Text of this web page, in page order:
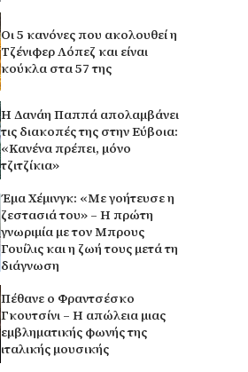
Οι 5 κανόνες που ακολουθεί η
Τζένιφερ Λόπεζ και είναι
κούκλα στα 57 της
Η Δανάη Παππά απολαμβάνει
τις διακοπές της στην Εύβοια:
«Κανένα πρέπει, μόνο
τζιτζίκια»
Έμα Χέμινγκ: «Με γοήτευσε η
ζεστασιά του» – Η πρώτη
γνωριμία με τον Μπρους
Γουίλις και η ζωή τους μετά τη
διάγνωση
Πέθανε ο Φραντσέσκο
Γκουτσίνι – Η απώλεια μιας
εμβληματικής φωνής της
ιταλικής μουσικής